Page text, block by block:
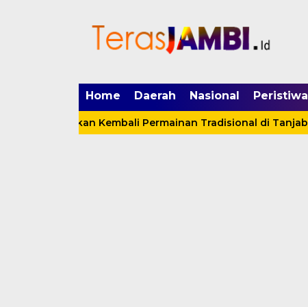
Home Daerah Nasional Peristiwa
Hidupkan Kembali Permainan Tradisional di Tanjabbar